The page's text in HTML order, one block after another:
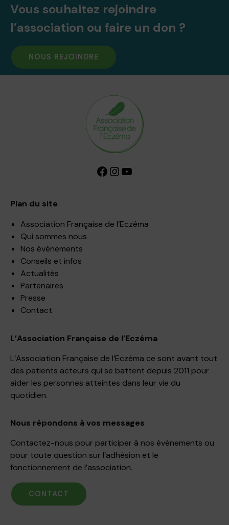
Vous souhaitez rejoindre
l’association ou faire un don ?
NOUS REJOINDRE
Facebook InstagramYouTube
Plan du site
Association Française de l’Eczéma
Qui sommes nous
Nos événements
Conseils et infos
Actualités
Partenaires
Presse
Contact
L’Association Française de l’Eczéma
L’Association Française de l’Eczéma ce sont avant tout
des patients acteurs qui se battent depuis 2011 pour
aider les personnes atteintes dans leur vie du
quotidien.
Nous répondons à vos messages
Contactez-nous pour participer à nos événements ou
pour toute question sur l’adhésion et le
fonctionnement de l’association.
CONTACT